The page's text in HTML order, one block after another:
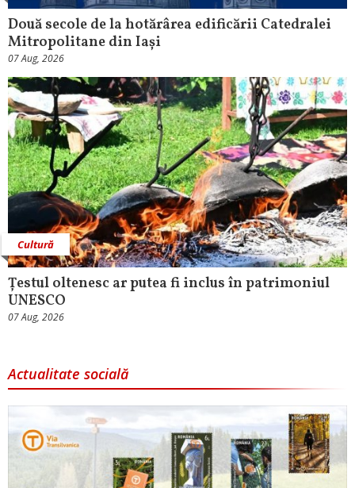
Două secole de la hotărârea edificării Catedralei
Mitropolitane din Iași
07 Aug, 2026
Cultură
Țestul oltenesc ar putea fi inclus în patrimoniul
UNESCO
07 Aug, 2026
Actualitate socială